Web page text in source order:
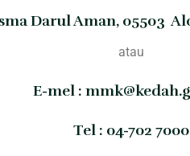
Darul Aman, 05503
atau
E-mel :
Tel : 04-702 7000